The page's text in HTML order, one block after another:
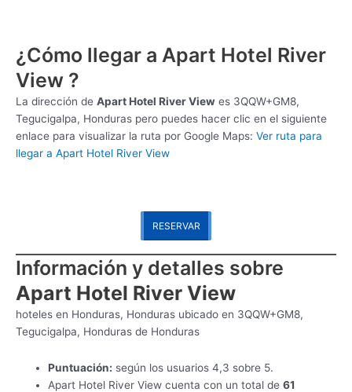
¿Cómo llegar a Apart Hotel River
View ?
La dirección de Apart Hotel River View es 3QQW+GM8,
Tegucigalpa, Honduras pero puedes hacer clic en el siguiente
enlace para visualizar la ruta por Google Maps: Ver ruta para
llegar a Apart Hotel River View
RESERVAR
Información y detalles sobre
Apart Hotel River View
hoteles en Honduras, Honduras ubicado en 3QQW+GM8,
Tegucigalpa, Honduras de Honduras
Puntuación: según los usuarios 4,3 sobre 5.
Apart Hotel River View cuenta con un total de61